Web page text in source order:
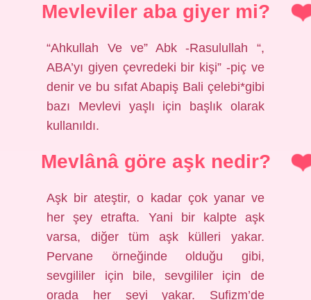
Mevleviler aba giyer mi?
“Ahkullah Ve ve” Abk -Rasulullah “,
ABA’yı giyen çevredeki bir kişi” -piç ve
denir ve bu sıfat Abapiş Bali çelebi*gibi
bazı Mevlevi yaşlı için başlık olarak
kullanıldı.
Mevlânâ göre aşk nedir?
Aşk bir ateştir, o kadar çok yanar ve
her şey etrafta. Yani bir kalpte aşk
varsa, diğer tüm aşk külleri yakar.
Pervane örneğinde olduğu gibi,
sevgililer için bile, sevgililer için de
orada her şeyi yakar. Sufizm’de